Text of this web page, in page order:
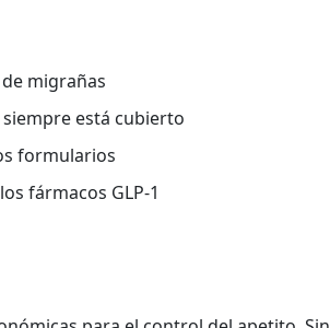
migrañas
está cubierto
formularios
fármacos GLP-1